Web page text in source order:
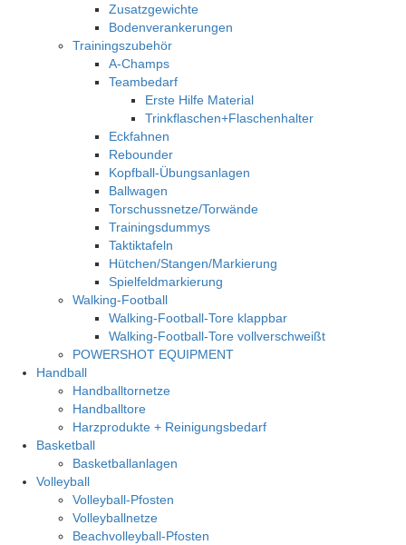
Zusatzgewichte
Bodenverankerungen
Trainingszubehör
A-Champs
Teambedarf
Erste Hilfe Material
Trinkflaschen+Flaschenhalter
Eckfahnen
Rebounder
Kopfball-Übungsanlagen
Ballwagen
Torschussnetze/Torwände
Trainingsdummys
Taktiktafeln
Hütchen/Stangen/Markierung
Spielfeldmarkierung
Walking-Football
Walking-Football-Tore klappbar
Walking-Football-Tore vollverschweißt
POWERSHOT EQUIPMENT
Handball
Handballtornetze
Handballtore
Harzprodukte + Reinigungsbedarf
Basketball
Basketballanlagen
Volleyball
Volleyball-Pfosten
Volleyballnetze
Beachvolleyball-Pfosten